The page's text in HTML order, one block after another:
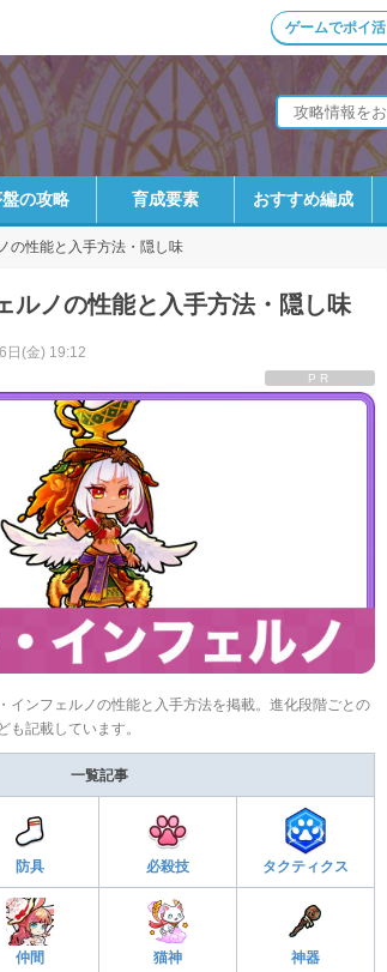
ゲームでポイ活
盤の攻略 育成要素 おすすめ編成
の性能と入手方法・隠し味
ルノの性能と入手方法・隠し味
日(金) 19:12
PR
インフェルノの性能と入手方法を掲載。進化段階ごとの
も記載しています。
一覧記事
防具 必殺技 タクティクス
仲間 猫神 神器